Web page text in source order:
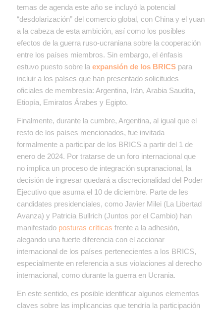
temas de agenda este año se incluyó la potencial
“desdolarización” del comercio global, con China y el yuan
a la cabeza de esta ambición, así como los posibles
efectos de la guerra ruso-ucraniana sobre la cooperación
entre los países miembros. Sin embargo, el énfasis
estuvo puesto sobre la expansión de los BRICSpara
incluir a los países que han presentado solicitudes
oficiales de membresía: Argentina, Irán, Arabia Saudita,
Etiopía, Emiratos Árabes y Egipto.
Finalmente, durante la cumbre, Argentina, al igual que el
resto de los países mencionados, fue invitada
formalmente a participar de los BRICS a partir del 1 de
enero de 2024. Por tratarse de un foro internacional que
no implica un proceso de integración supranacional, la
decisión de ingresar quedará a discrecionalidad del Poder
Ejecutivo que asuma el 10 de diciembre. Parte de les
candidates presidenciales, como Javier Milei (La Libertad
Avanza) y Patricia Bullrich (Juntos por el Cambio) han
manifestado posturas críticas frente a la adhesión,
alegando una fuerte diferencia con el accionar
internacional de los países pertenecientes a los BRICS,
especialmente en referencia a sus violaciones al derecho
internacional, como durante la guerra en Ucrania.
En este sentido, es posible identificar algunos elementos
claves sobre las implicancias que tendría la participación